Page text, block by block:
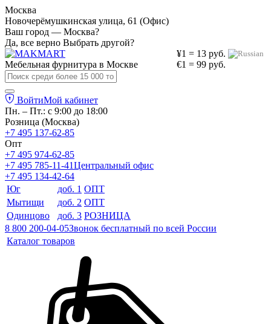
Москва
Новочерёмушкинская улица, 61 (Офис)
Ваш город — Москва?
Да, все верно Выбрать другой?
¥1 = 13 руб.
€1 = 99 руб.
Мебельная фурнитура в Москве
ВойтиМой кабинет
Пн. – Пт.: с 9:00 до 18:00
Розница (Москва)
+7 495 137-62-85
Опт
+7 495 974-62-85
+7 495 785-11-41Центральный офис
+7 495 134-42-64
Юг
доб. 1 ОПТ
Мытищи
доб. 2 ОПТ
Одинцово
доб. 3 РОЗНИЦА
8 800 200-04-05Звонок бесплатный по всей России
Каталог товаров